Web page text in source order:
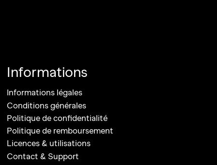
Informations
Informations légales
Conditions générales
Politique de confidentialité
Politique de remboursement
Licences & utilisations
Contact & Support